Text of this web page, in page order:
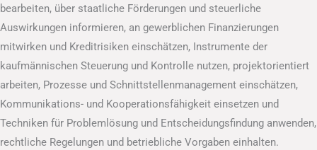
bearbeiten, über staatliche Förderungen und steuerliche
Auswirkungen informieren, an gewerblichen Finanzierungen
mitwirken und Kreditrisiken einschätzen, Instrumente der
kaufmännischen Steuerung und Kontrolle nutzen, projektorientiert
arbeiten, Prozesse und Schnittstellenmanagement einschätzen,
Kommunikations- und Kooperationsfähigkeit einsetzen und
Techniken für Problemlösung und Entscheidungsfindung anwenden,
rechtliche Regelungen und betriebliche Vorgaben einhalten.